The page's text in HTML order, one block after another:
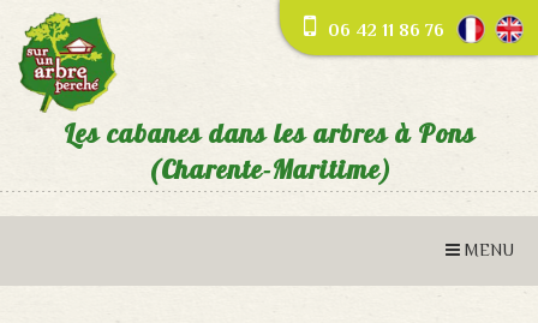
Les cabanes dans les arbres à Pons
(Charente-Maritime)
06 42 11 86 76